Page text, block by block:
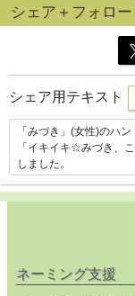
シェア＋フォロー
シェア用テキスト
ネーミング支援